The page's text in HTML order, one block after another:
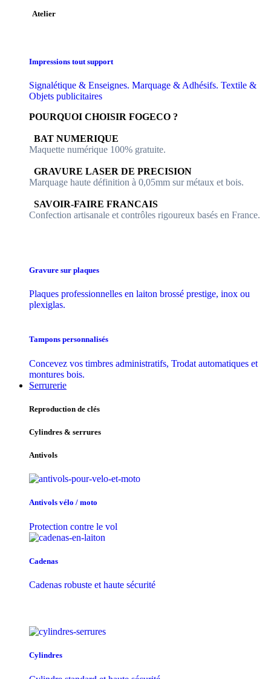
Atelier
Impressions tout support
Signalétique & Enseignes. Marquage & Adhésifs. Textile &
Objets publicitaires
POURQUOI CHOISIR FOGECO ?
​​ BAT NUMERIQUE
Maquette numérique 100% ​gratuite.
​GRAVURE LASER DE PRECISION
Marquage haute définition à 0,05mm sur métaux et bois.
​SAVOIR-FAIRE FRANCAIS
Confection artisanale et contrôles ​rigoureux basés en France.
Gravure sur plaques
Plaques professionnelles en laiton brossé prestige, inox ou
plexiglas.
Tampons personnalisés
Concevez vos timbres administratifs, Trodat automatiques et
montures bois.
Serrurerie
Reproduction de clés
Cylindres & serrures
Antivols
Antivols vélo / moto
Protection contre le vol
Cadenas
Cadenas robuste et haute sécurité
Cylindres